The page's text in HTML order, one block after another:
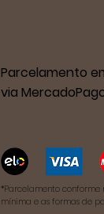
Parcelamento
via
*Parcelamento conforme
mínima e as formas de